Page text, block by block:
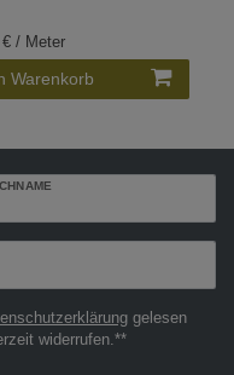
€ / Meter
Warenkorb
gelesen
widerrufen.**